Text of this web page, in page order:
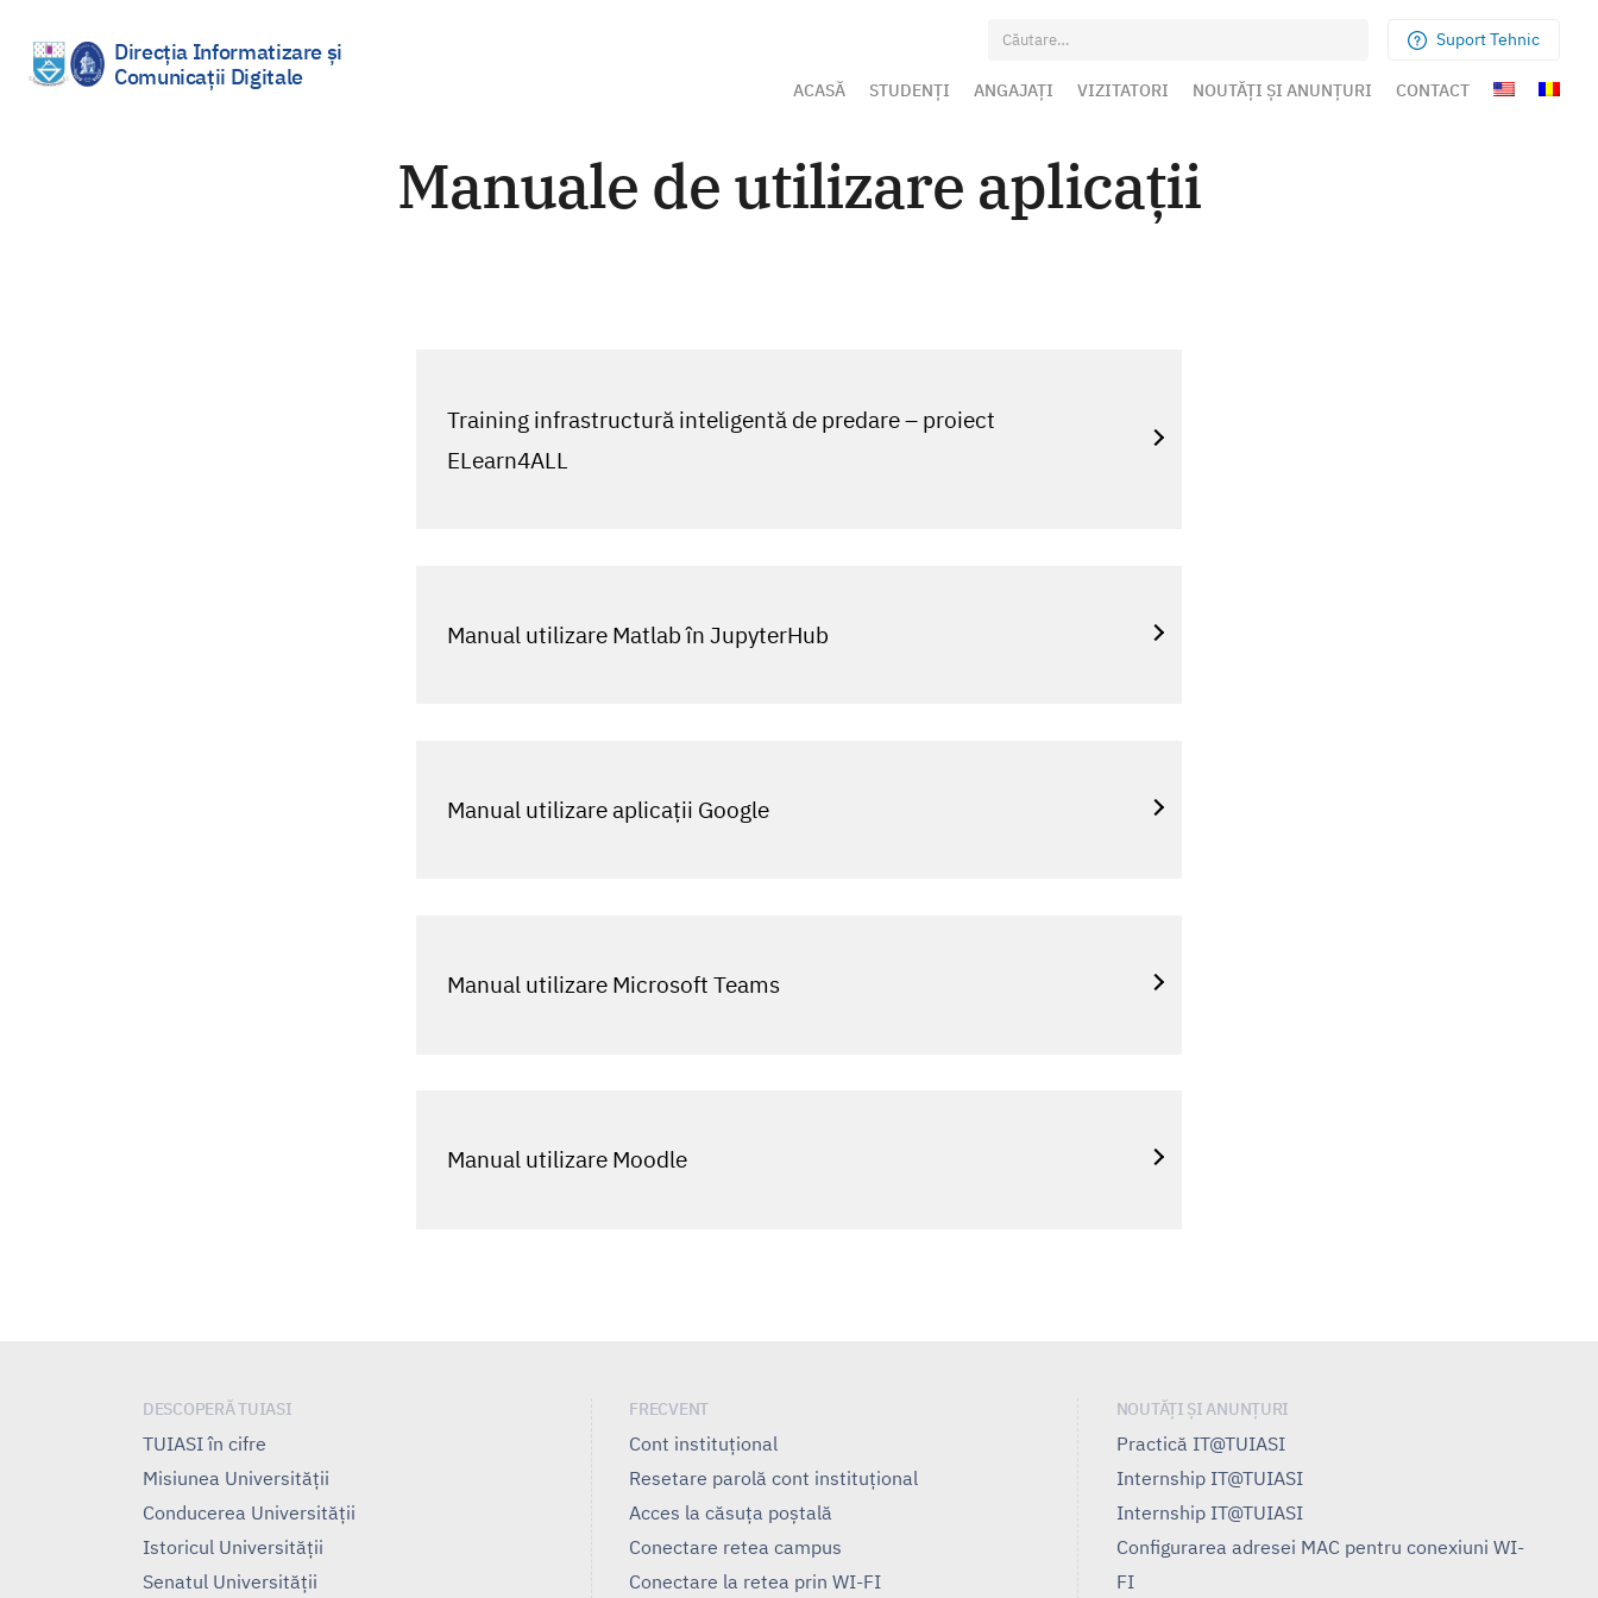
Direcția Informatizare și
Comunicații Digitale
Caută
Suport Tehnic
ACASĂ STUDENȚI ANGAJAȚI VIZITATORI NOUTĂȚI ȘI ANUNȚURI CONTACT
Manuale de utilizare aplicații
Training infrastructură inteligentă de predare – proiect
ELearn4ALL
Manual utilizare Matlab în JupyterHub
Manual utilizare aplicații Google
Manual utilizare Microsoft Teams
Manual utilizare Moodle
DESCOPERĂ TUIASI
TUIASI în cifre
Misiunea Universităţii
Conducerea Universităţii
Istoricul Universităţii
Senatul Universității
FRECVENT
Cont instituțional
Resetare parolă cont instituțional
Acces la căsuța poștală
Conectare retea campus
Conectare la retea prin WI-FI
NOUTĂȚI ȘI ANUNȚURI
Practică IT@TUIASI
Internship IT@TUIASI
Internship IT@TUIASI
Configurarea adresei MAC pentru conexiuni WI-
FI